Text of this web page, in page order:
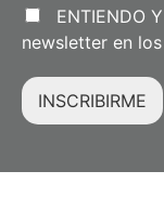
ENTIENDO
newsletter en
INSCRIBIRME